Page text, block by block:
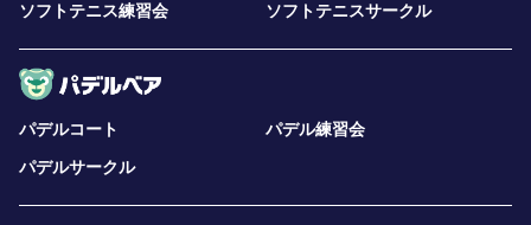
ソフトテニス練習会 ソフトテニスサークル
パデルコート
パデル練習会
パデルサークル